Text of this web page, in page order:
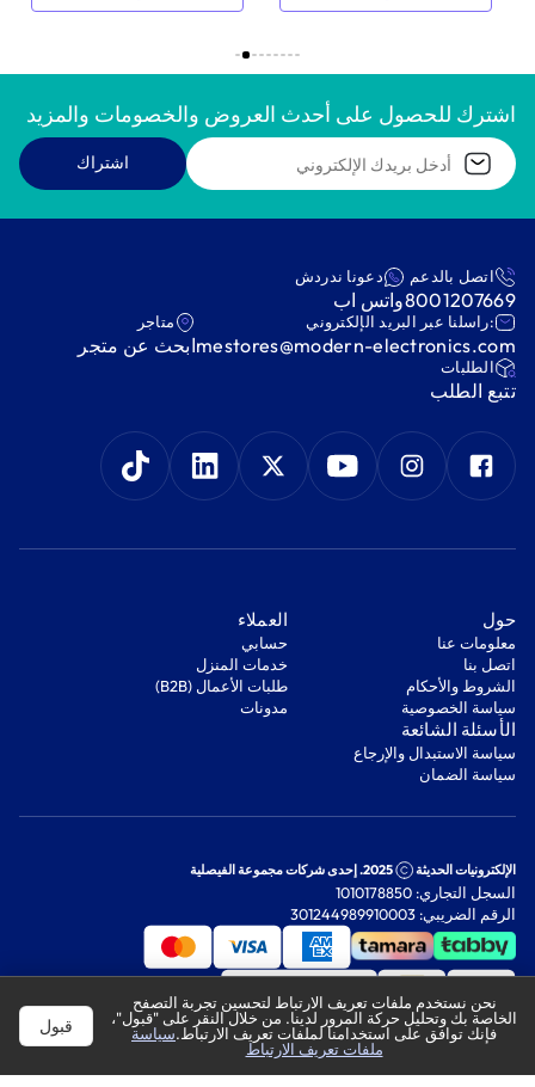
اشترك للحصول على أحدث العروض والخصومات والمزيد
اشتراك
اتصل بالدعم
8001207669
دعونا ندردش
واتس اب
:راسلنا عبر البريد الإلكتروني
mestores@modern-electronics.com
متاجر
ابحث عن متجر
‫الطلبات‬
‫تتبع الطلب‬
‫حول‬
معلومات عنا
اتصل بنا
‫الشروط والأحكام‬
‫سياسة الخصوصية‬
‫العملاء‬
‫حسابي‬
‫خدمات المنزل‬
‫طلبات الأعمال (B2B)‬
مدونات
‫الأسئلة الشائعة‬
‫سياسة الاستبدال والإرجاع‬
‫سياسة الضمان‬
الإلكترونيات الحديثة 2025. إحدى شركات مجموعة الفيصلية
السجل التجاري: 1010178850
الرقم الضريبي: 301244989910003
نحن نستخدم ملفات تعريف الارتباط لتحسين تجربة التصفح
الخاصة بك وتحليل حركة المرور لدينا. من خلال النقر على "قبول"،
فإنك توافق على استخدامنا لملفات تعريف الارتباط.سياسة
ملفات تعريف الارتباط
قبول